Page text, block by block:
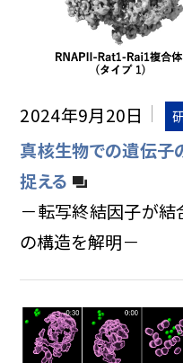
2024年9月20日
真核生物での遺伝子
捉える
－転写終結因子が結
の構造を解明－